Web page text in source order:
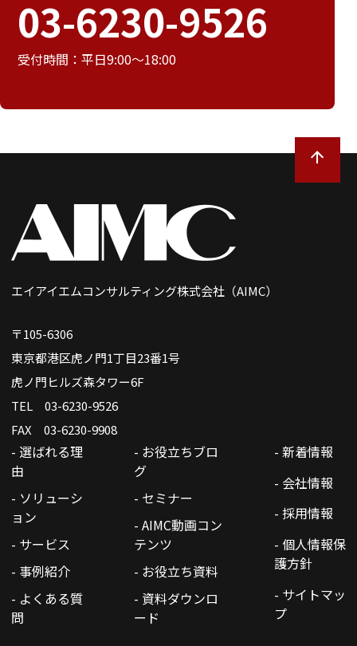
03-6230-9526
受付時間：平日9:00～18:00
エイアイエムコンサルティング株式会社（AIMC）
〒105-6306
東京都港区虎ノ門1丁目23番1号
虎ノ門ヒルズ森タワー6F
TEL 03-6230-9526
FAX 03-6230-9908
- 選ばれる理
由
- ソリューシ
ョン
- サービス
- 事例紹介
- よくある質
問
- お役立ちブロ
グ
- セミナー
- AIMC動画コン
テンツ
- お役立ち資料
- 資料ダウンロ
ード
- 新着情報
- 会社情報
- 採用情報
- 個人情報保
護方針
- サイトマッ
プ